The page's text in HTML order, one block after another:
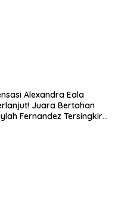
Alexandra Eala
Juara Bertahan
Fernandez Tersingkir